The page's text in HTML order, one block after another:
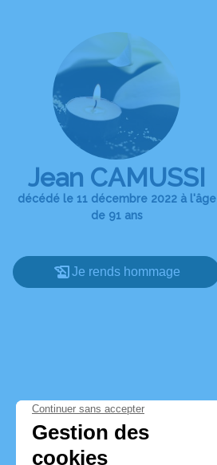
Jean CAMUSSI
décédé le 11 décembre 2022 à l'âge
de 91 ans
Je rends hommage